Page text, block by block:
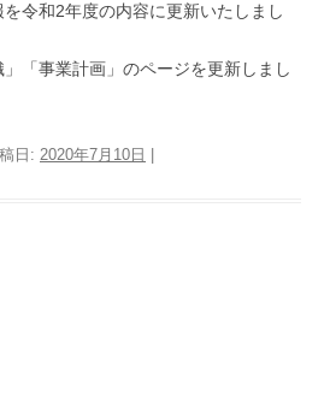
令和2年度の内容に更新いたしまし
」「事業計画」のページを更新しまし
日: 2020年7月10日